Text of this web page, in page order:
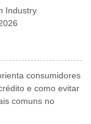
Industry
consumidores
e como evitar
comuns no